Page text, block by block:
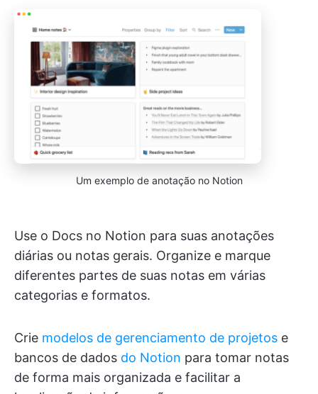
Um exemplo de anotação no Notion
Use o Docs no Notion para suas anotações
diárias ou notas gerais. Organize e marque
diferentes partes de suas notas em várias
categorias e formatos.
Crie modelos de gerenciamento de projetos e
bancos de dados do Notion para tomar notas
de forma mais organizada e facilitar a